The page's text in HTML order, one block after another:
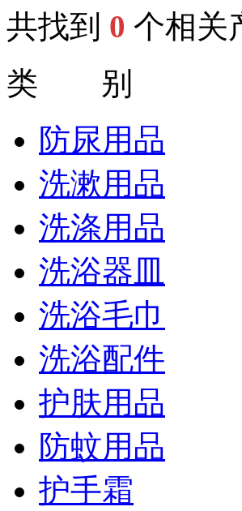
共找到 0 个相关
类 别
防尿用品
洗漱用品
洗涤用品
洗浴器皿
洗浴毛巾
洗浴配件
护肤用品
防蚊用品
护手霜